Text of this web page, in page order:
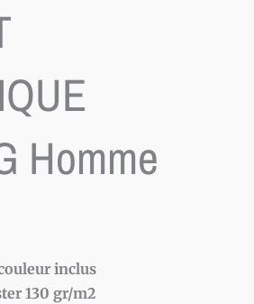
Homme
inclus
130 gr/m2